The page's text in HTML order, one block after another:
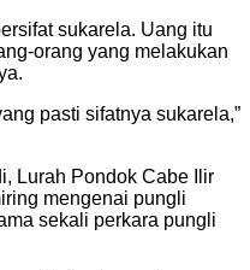
sukarela. Uang itu
orang yang melakukan
pasti sifatnya sukarela,”
Lurah Pondok Cabe Ilir
mengenai pungli
sekali perkara pungli